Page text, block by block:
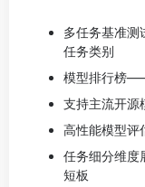
多任务基准
任务类别
模型排行榜
支持主流开
高性能模型
任务细分维
短板